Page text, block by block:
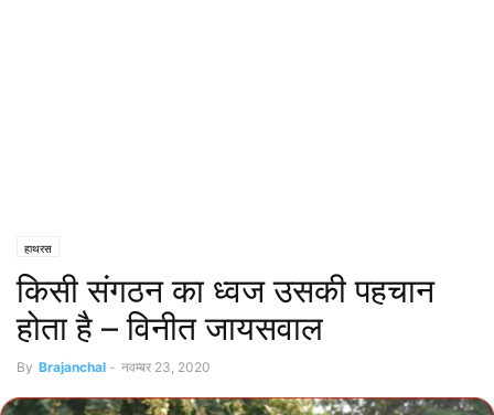
हाथरस
किसी संगठन का ध्वज उसकी पहचान
होता है – विनीत जायसवाल
By Brajanchal - नवम्बर 23, 2020